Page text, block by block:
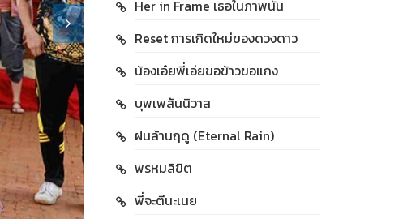
Her in Frame เธอในภาพนั้น
Reset การเกิดใหม่ของดวงดาว
น้องเอ๋ยพี่เอ่ยขอข้าวขอแกง
บุพเพสันนิวาส
ฝนล้านฤดู (Eternal Rain)
พรหมลิขิต
พี่จะตีนะเนย